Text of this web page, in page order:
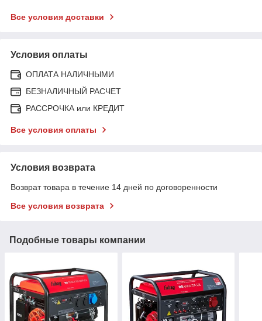
Все условия доставки
Условия оплаты
ОПЛАТА НАЛИЧНЫМИ
БЕЗНАЛИЧНЫЙ РАСЧЕТ
РАССРОЧКА или КРЕДИТ
Все условия оплаты
Условия возврата
Возврат товара в течение 14 дней по договоренности
Все условия возврата
Подобные товары компании